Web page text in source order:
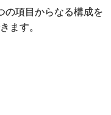
の項目からなる構成を
ます。